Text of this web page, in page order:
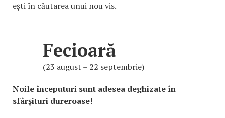
ești în căutarea unui nou vis.
Fecioară
(23 august – 22 septembrie)
Noile începuturi sunt adesea deghizate în
sfârșituri dureroase!